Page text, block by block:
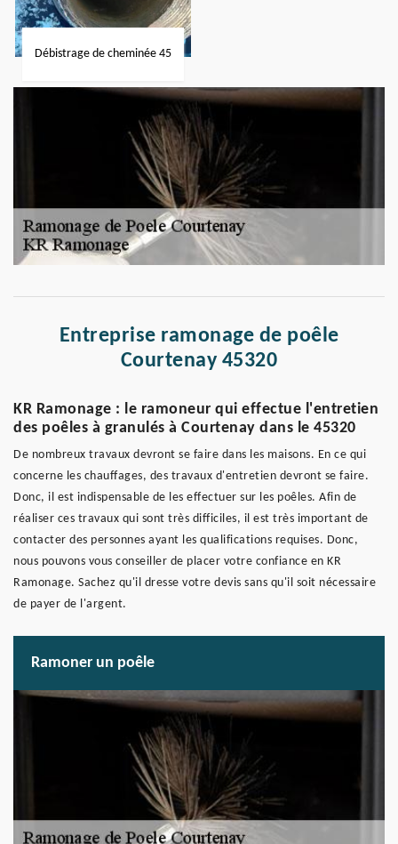
Débistrage de cheminée 45
Entreprise ramonage de poêle
Courtenay 45320
KR Ramonage : le ramoneur qui effectue l'entretien
des poêles à granulés à Courtenay dans le 45320
De nombreux travaux devront se faire dans les maisons. En ce qui
concerne les chauffages, des travaux d'entretien devront se faire.
Donc, il est indispensable de les effectuer sur les poêles. Afin de
réaliser ces travaux qui sont très difficiles, il est très important de
contacter des personnes ayant les qualifications requises. Donc,
nous pouvons vous conseiller de placer votre confiance en KR
Ramonage. Sachez qu'il dresse votre devis sans qu'il soit nécessaire
de payer de l'argent.
Ramoner un poêle